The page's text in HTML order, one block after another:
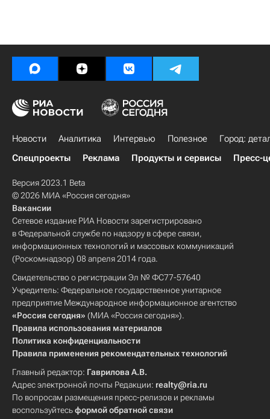
Новости Аналитика Интервью Полезное
Город:
Спецпроекты
Реклама Продукты и сервисы Пресс-
Версия 2023.1 Beta
© 2026 МИА «Россия сегодня»
Вакансии
Сетевое издание РИА Новости зарегистрировано
в Федеральной службе по надзору в сфере связи,
информационных технологий и массовых коммуникаций
(Роскомнадзор) 08 апреля 2014 года.
Свидетельство о регистрации Эл № ФС77-57640
Учредитель: Федеральное государственное унитарное
предприятие Международное информационное агентство
«Россия сегодня» (МИА «Россия сегодня»).
Правила использования материалов
Политика конфиденциальности
Правила применения рекомендательных технологий
Главный редактор: Гаврилова А.В.
Адрес электронной почты Редакции: realty@ria.ru
По вопросам размещения пресс-релизов и рекламы
воспользуйтесьформой обратной связи